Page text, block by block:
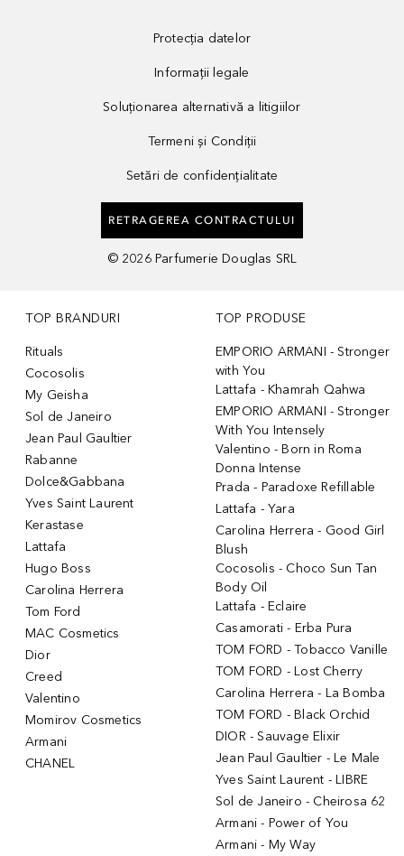
Protecția datelor
Informații legale
Soluționarea alternativă a litigiilor
Termeni și Condiții
Setări de confidențialitate
RETRAGEREA CONTRACTULUI
© 2026 Parfumerie Douglas SRL
TOP BRANDURI
Rituals
Cocosolis
My Geisha
Sol de Janeiro
Jean Paul Gaultier
Rabanne
Dolce&Gabbana
Yves Saint Laurent
Kerastase
Lattafa
Hugo Boss
Carolina Herrera
Tom Ford
MAC Cosmetics
Dior
Creed
Valentino
Momirov Cosmetics
Armani
CHANEL
TOP PRODUSE
EMPORIO ARMANI - Stronger
with You
Lattafa - Khamrah Qahwa
EMPORIO ARMANI - Stronger
With You Intensely
Valentino - Born in Roma
Donna Intense
Prada - Paradoxe Refillable
Lattafa - Yara
Carolina Herrera - Good Girl
Blush
Cocosolis - Choco Sun Tan
Body Oil
Lattafa - Eclaire
Casamorati - Erba Pura
TOM FORD - Tobacco Vanille
TOM FORD - Lost Cherry
Carolina Herrera - La Bomba
TOM FORD - Black Orchid
DIOR - Sauvage Elixir
Jean Paul Gaultier - Le Male
Yves Saint Laurent - LIBRE
Sol de Janeiro - Cheirosa 62
Armani - Power of You
Armani - My Way